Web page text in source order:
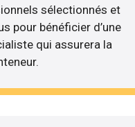
sélectionnés et
pour bénéficier d’une
qui assurera la